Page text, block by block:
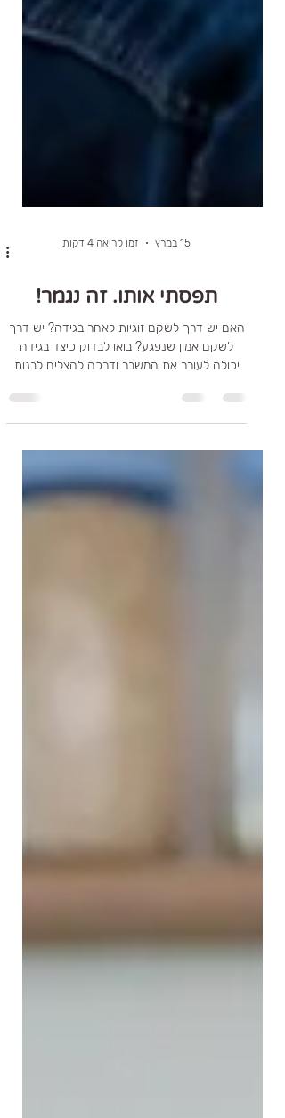
15 במרץ זמן קריאה 4 דקות
תפסתי אותו. זה נגמר!
לשקם אמון שנפגע? בואו לבדוק כיצד בגידה
יכולה לעורר את המשבר ודרכה להצליח לבנות